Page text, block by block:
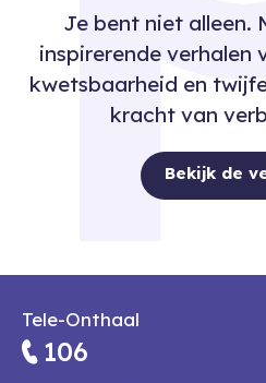
Je bent niet alleen.
inspirerende verhalen
kwetsbaarheid en
kracht van
Bekijk de
Tele-Onthaal
106